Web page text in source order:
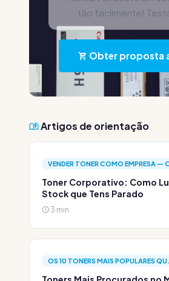
tão facilmente!
Obter proposta
Artigos de orientação
VENDER TONER COMO EMPRESA —
Toner Corporativo: Como
Stock que Tens Parado
3 min
OS 10 TONERS MAIS POPULARES